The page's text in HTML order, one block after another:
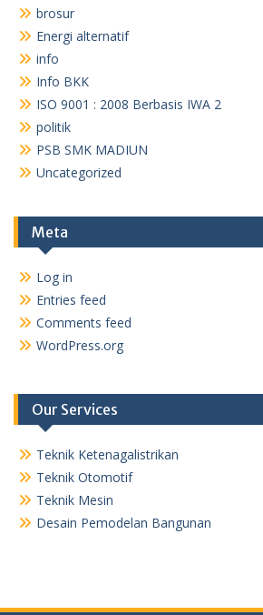
brosur
Energi alternatif
info
Info BKK
ISO 9001 : 2008 Berbasis IWA 2
politik
PSB SMK MADIUN
Uncategorized
Meta
Log in
Entries feed
Comments feed
WordPress.org
Our Services
Teknik Ketenagalistrikan
Teknik Otomotif
Teknik Mesin
Desain Pemodelan Bangunan